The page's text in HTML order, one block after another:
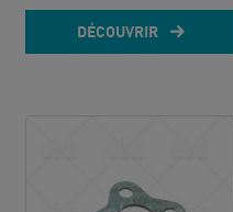
DÉCOUVRIR